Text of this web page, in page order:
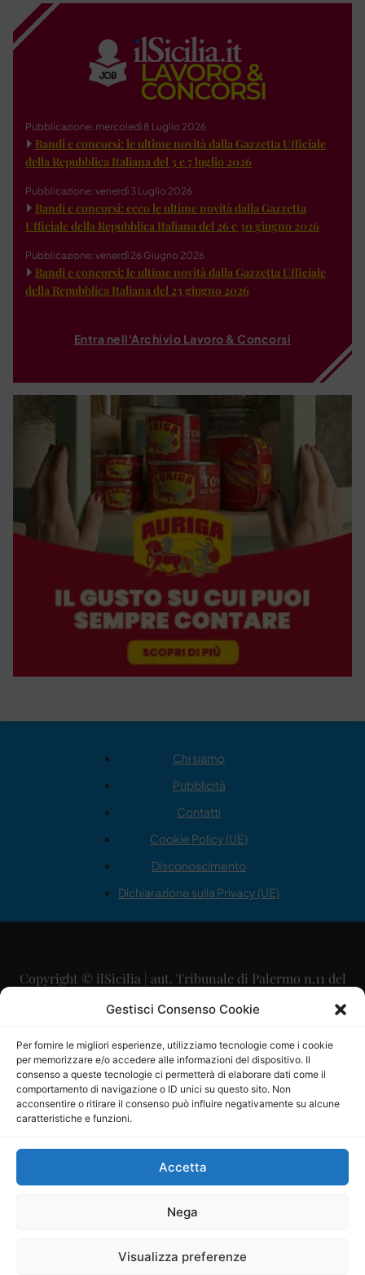
Gestisci Consenso Cookie
Per fornire le migliori esperienze, utilizziamo tecnologie come i cookie
per memorizzare e/o accedere alle informazioni del dispositivo. Il
consenso a queste tecnologie ci permetterà di elaborare dati come il
comportamento di navigazione o ID unici su questo sito. Non
acconsentire o ritirare il consenso può influire negativamente su alcune
caratteristiche e funzioni.
Accetta
Nega
Visualizza preferenze
Pubblicazione: mercoledì 8 Luglio 2026
Bandi e concorsi: le ultime novità dalla Gazzetta Ufficiale
della Repubblica Italiana del 3 e 7 luglio 2026
Pubblicazione: venerdì 3 Luglio 2026
Bandi e concorsi: ecco le ultime novità dalla Gazzetta
Ufficiale della Repubblica Italiana del 26 e 30 giugno 2026
Pubblicazione: venerdì 26 Giugno 2026
Bandi e concorsi: le ultime novità dalla Gazzetta Ufficiale
della Repubblica Italiana del 23 giugno 2026
Entra nell'Archivio Lavoro & Concorsi
Chi siamo
Pubblicità
Contatti
Cookie Policy (UE)
Disconoscimento
Dichiarazione sulla Privacy (UE)
Copyright © ilSicilia | aut. Tribunale di Palermo n.11 del
29/09/2015
Direttore Editoriale: Maurizio Scaglione
Direttore Responsabile: Maria Calabrese
P.IVA: 06334930820
Mercurio Comunicazione Società Cooperativa a r.l. è
iscritta al Registro degli Operatori di Comunicazione al
Sito gestito daLa Digitale srl–info@ladigitale.it